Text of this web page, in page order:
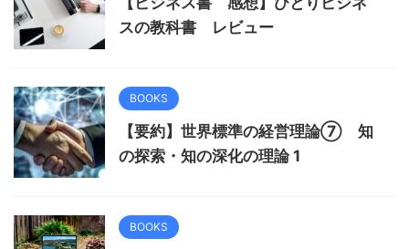
スの教科書 レビュー
BOOKS
【要約】世界標準の経営理論⑦ 知
の探索・知の深化の理論 1
BOOKS